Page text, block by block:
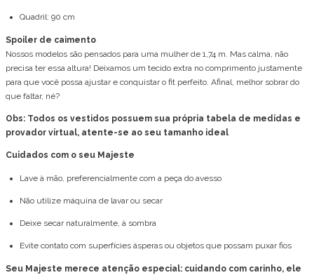
Quadril: 90 cm
Spoiler de caimento
Nossos modelos são pensados para uma mulher de 1,74 m. Mas calma, não
precisa ter essa altura! Deixamos um tecido extra no comprimento justamente
para que você possa ajustar e conquistar o fit perfeito. Afinal, melhor sobrar do
que faltar, né?
Obs: Todos os vestidos possuem sua própria tabela de medidas e
provador virtual, atente-se ao seu tamanho ideal
Cuidados com o seu Majeste
Lave à mão, preferencialmente com a peça do avesso
Não utilize máquina de lavar ou secar
Deixe secar naturalmente, à sombra
Evite contato com superfícies ásperas ou objetos que possam puxar fios
Seu Majeste merece atenção especial: cuidando com carinho, ele